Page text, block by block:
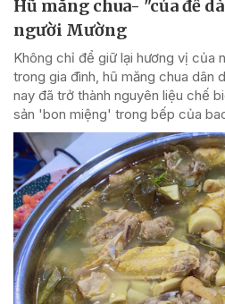
Hũ măng chua- "của để
người Mường
Không chỉ để giữ lại hương vị của
trong gia đình, hũ măng chua dân
nay đã trở thành nguyên liệu chế
sản 'bon miệng' trong bếp của